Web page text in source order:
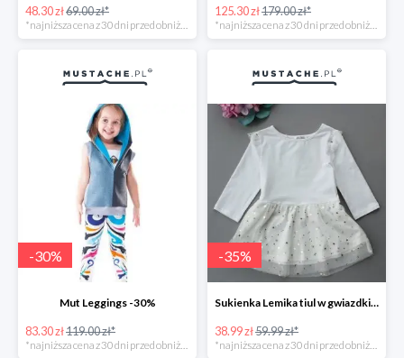
48.30 zł69.00 zł*
*najniższa cena z 30 dni przed obniżką
125.30 zł179.00 zł*
*najniższa cena z 30 dni przed obniżką
-30%
Mut Leggings -30%
83.30 zł119.00 zł*
-35%
Sukienka Lemika tiul w gwiazdki -33%
38.99 zł59.99 zł*